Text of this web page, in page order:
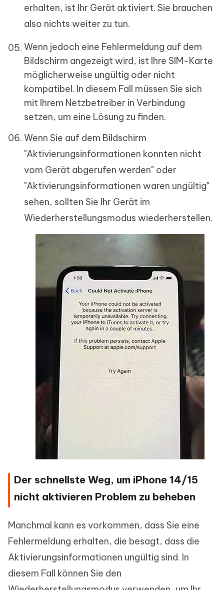
erhalten, ist Ihr Gerät aktiviert. Sie brauchen
also nichts weiter zu tun.
Wenn jedoch eine Fehlermeldung auf dem
Bildschirm angezeigt wird, ist Ihre SIM-Karte
möglicherweise ungültig oder nicht
kompatibel. In diesem Fall müssen Sie sich
mit Ihrem Netzbetreiber in Verbindung
setzen, um eine Lösung zu finden.
Wenn Sie auf dem Bildschirm
"Aktivierungsinformationen konnten nicht
vom Gerät abgerufen werden" oder
"Aktivierungsinformationen waren ungültig"
sehen, sollten Sie Ihr Gerät im
Wiederherstellungsmodus wiederherstellen.
Der schnellste Weg, um iPhone 14/15
nicht aktivieren Problem zu beheben
Manchmal kann es vorkommen, dass Sie eine
Fehlermeldung erhalten, die besagt, dass die
Aktivierungsinformationen ungültig sind. In
diesem Fall können Sie den